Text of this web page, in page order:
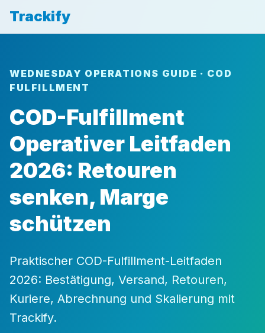
Trackify
WEDNESDAY OPERATIONS GUIDE · COD
FULFILLMENT
COD-Fulfillment
Operativer Leitfaden
2026: Retouren
senken, Marge
schützen
Praktischer COD-Fulfillment-Leitfaden
2026: Bestätigung, Versand, Retouren,
Kuriere, Abrechnung und Skalierung mit
Trackify.